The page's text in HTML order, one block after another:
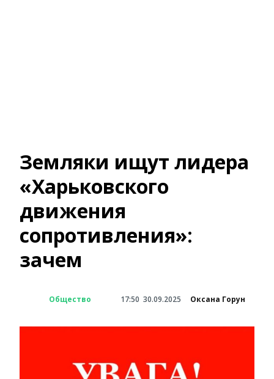
Земляки ищут лидера
«Харьковского
движения
сопротивления»:
зачем
Общество 17:50 30.09.2025 Оксана Горун